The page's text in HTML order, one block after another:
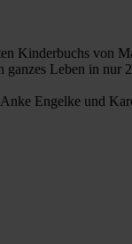
Kinderbuchs von
ganzes Leben in nur
Engelke und